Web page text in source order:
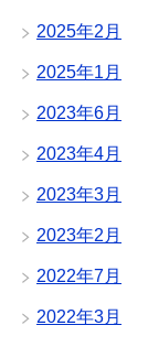
2025年2月
2025年1月
2023年6月
2023年4月
2023年3月
2023年2月
2022年7月
2022年3月